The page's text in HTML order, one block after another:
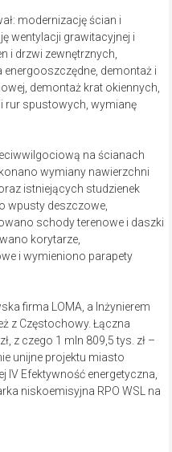
modernizację ścian i
wentylacji grawitacyjnej i
i drzwi zewnętrznych,
demontaż i
demontaż krat okiennych,
rur spustowych, wymianę
na ścianach
wymiany nawierzchni
istniejących studzienek
wpusty deszczowe,
schody terenowe i daszki
korytarze,
i wymieniono parapety
firma LOMA, a Inżynierem
z Częstochowy. Łączna
z czego 1 mln 809,5 tys. zł –
unijne projektu miasto
Efektywność energetyczna,
niskoemisyjna RPO WSL na